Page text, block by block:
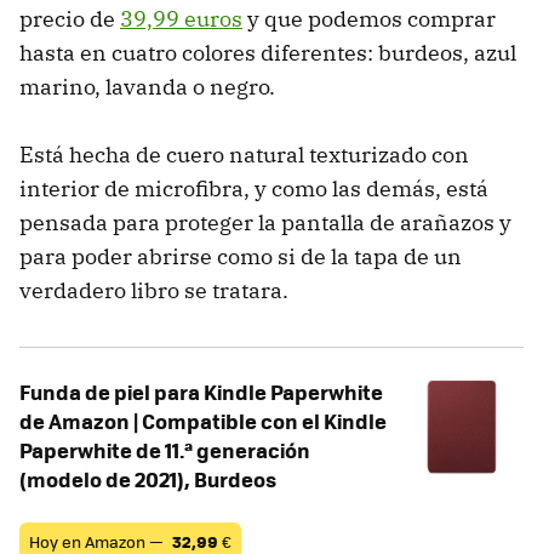
precio de 39,99 euros y que podemos comprar
hasta en cuatro colores diferentes: burdeos, azul
marino, lavanda o negro.
Está hecha de cuero natural texturizado con
interior de microfibra, y como las demás, está
pensada para proteger la pantalla de arañazos y
para poder abrirse como si de la tapa de un
verdadero libro se tratara.
Funda de piel para Kindle Paperwhite
de Amazon | Compatible con el Kindle
Paperwhite de 11.ª generación
(modelo de 2021), Burdeos
Hoy en Amazon — 32,99 €